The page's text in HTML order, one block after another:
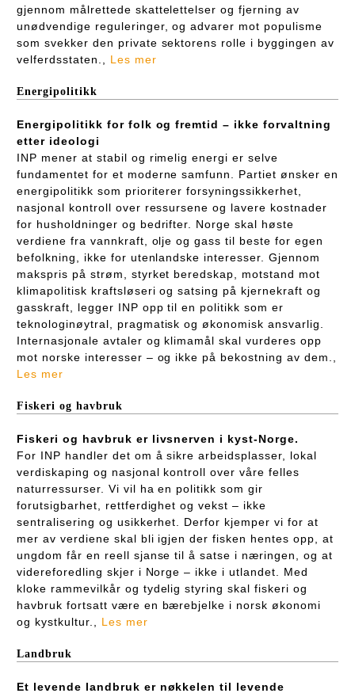
gjennom målrettede skattelettelser og fjerning av
unødvendige reguleringer, og advarer mot populisme
som svekker den private sektorens rolle i byggingen av
velferdsstaten., Les mer
Energipolitikk
Energipolitikk for folk og fremtid – ikke forvaltning
etter ideologi
INP mener at stabil og rimelig energi er selve
fundamentet for et moderne samfunn. Partiet ønsker en
energipolitikk som prioriterer forsyningssikkerhet,
nasjonal kontroll over ressursene og lavere kostnader
for husholdninger og bedrifter. Norge skal høste
verdiene fra vannkraft, olje og gass til beste for egen
befolkning, ikke for utenlandske interesser. Gjennom
makspris på strøm, styrket beredskap, motstand mot
klimapolitisk kraftsløseri og satsing på kjernekraft og
gasskraft, legger INP opp til en politikk som er
teknologinøytral, pragmatisk og økonomisk ansvarlig.
Internasjonale avtaler og klimamål skal vurderes opp
mot norske interesser – og ikke på bekostning av dem.,
Les mer
Fiskeri og havbruk
Fiskeri og havbruk er livsnerven i kyst-Norge.
For INP handler det om å sikre arbeidsplasser, lokal
verdiskaping og nasjonal kontroll over våre felles
naturressurser. Vi vil ha en politikk som gir
forutsigbarhet, rettferdighet og vekst – ikke
sentralisering og usikkerhet. Derfor kjemper vi for at
mer av verdiene skal bli igjen der fisken hentes opp, at
ungdom får en reell sjanse til å satse i næringen, og at
videreforedling skjer i Norge – ikke i utlandet. Med
kloke rammevilkår og tydelig styring skal fiskeri og
havbruk fortsatt være en bærebjelke i norsk økonomi
og kystkultur., Les mer
Landbruk
Et levende landbruk er nøkkelen til levende